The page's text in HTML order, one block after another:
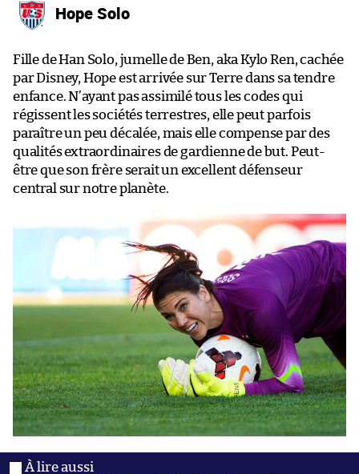
Hope Solo
Fille de Han Solo, jumelle de Ben, aka Kylo Ren, cachée
par Disney, Hope est arrivée sur Terre dans sa tendre
enfance. N’ayant pas assimilé tous les codes qui
régissent les sociétés terrestres, elle peut parfois
paraître un peu décalée, mais elle compense par des
qualités extraordinaires de gardienne de but. Peut-
être que son frère serait un excellent défenseur
central sur notre planète.